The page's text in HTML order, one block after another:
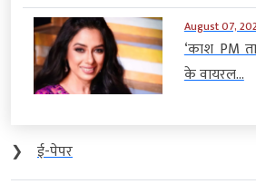
August 07,
‘काश PM
के वायरल...
❯
ई-पेपर